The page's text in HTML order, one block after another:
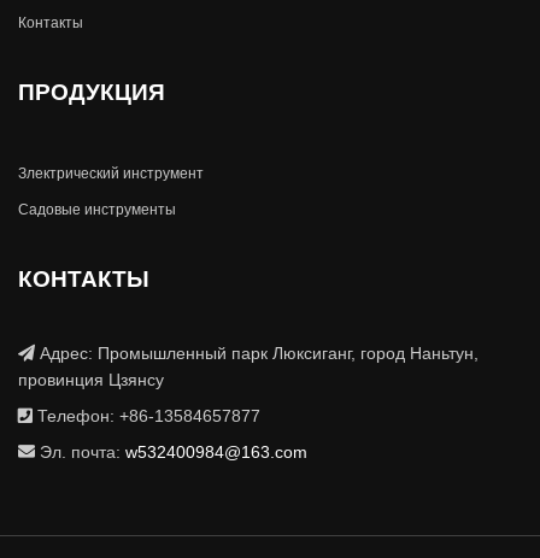
Контакты
ПРОДУКЦИЯ
Злектрический инструмент
Садовые инструменты
КОНТАКТЫ
Адрес: Промышленный парк Люксиганг, город Наньтун,
провинция Цзянсу
Телефон: +86-13584657877
Эл. почта: w532400984@163.com